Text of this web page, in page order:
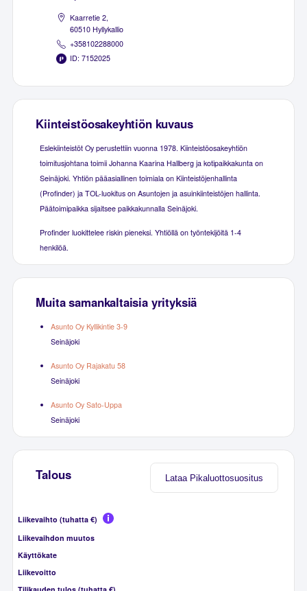
Kaarretie 2,
60510 Hyllykallio
+358102288000
ID: 7152025
Kiinteistöosakeyhtiön kuvaus
Eslekiinteistöt Oy perustettiin vuonna 1978. Kiinteistöosakeyhtiön
toimitusjohtana toimii Johanna Kaarina Hallberg ja kotipaikkakunta on
Seinäjoki. Yhtiön pääasiallinen toimiala on Kiinteistöjenhallinta
(Profinder) ja TOL-luokitus on Asuntojen ja asuinkiinteistöjen hallinta.
Päätoimipaikka sijaitsee paikkakunnalla Seinäjoki.
Profinder luokittelee riskin pieneksi. Yhtiöllä on työntekijöitä 1-4
henkilöä.
Muita samankaltaisia yrityksiä
Asunto Oy Kyllikintie 3-9
Seinäjoki
Asunto Oy Rajakatu 58
Seinäjoki
Asunto Oy Sato-Uppa
Seinäjoki
Lataa Pikaluottosuositus
Talous
Liikevaihto (tuhatta €)
Liikevaihdon muutos
Käyttökate
Liikevoitto